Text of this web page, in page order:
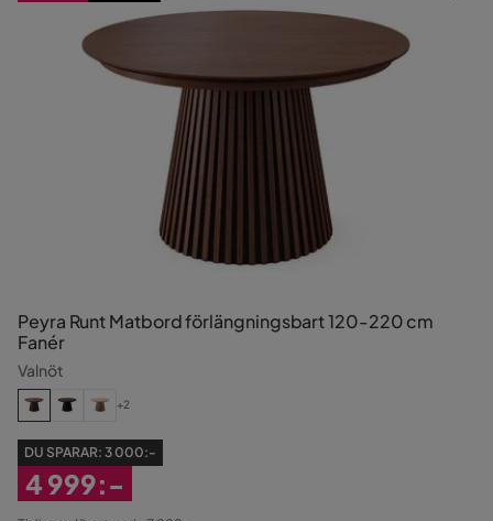
Peyra Runt Matbord förlängningsbart 120-220 cm
Fanér
Valnöt
+2
DU SPARAR: 3 000:-
Rabatterat
4 999:-